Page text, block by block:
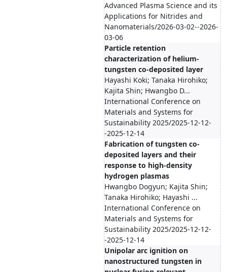
Advanced Plasma Science and its
Applications for Nitrides and
Nanomaterials/2026-03-02--2026-
03-06
Particle retention
characterization of helium-
tungsten co-deposited layer
Hayashi Koki; Tanaka Hirohiko;
Kajita Shin; Hwangbo D...
International Conference on
Materials and Systems for
Sustainability 2025/2025-12-12-
-2025-12-14
Fabrication of tungsten co-
deposited layers and their
response to high-density
hydrogen plasmas
Hwangbo Dogyun; Kajita Shin;
Tanaka Hirohiko; Hayashi ...
International Conference on
Materials and Systems for
Sustainability 2025/2025-12-12-
-2025-12-14
Unipolar arc ignition on
nanostructured tungsten in